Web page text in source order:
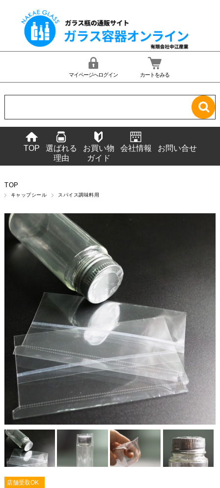
マイページへログイン カートをみる
TOP
選ばれる
理由
お買い物
ガイド
会社情報 お問い合せ
TOP
キャップシール スパイス調味料用
店舗受取OK